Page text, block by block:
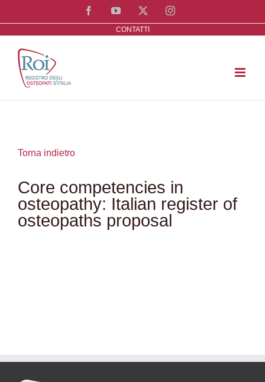
contenuto
FacebookYouTube Instagram
CONTATTI
Torna indietro
Core competencies in
osteopathy: Italian register of
osteopaths proposal